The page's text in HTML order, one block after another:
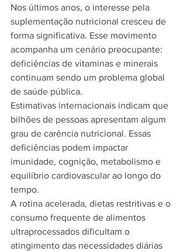
Nos últimos anos, o interesse pela
suplementação nutricional cresceu de
forma significativa. Esse movimento
acompanha um cenário preocupante:
deficiências de vitaminas e minerais
continuam sendo um problema global
de saúde pública.
Estimativas internacionais indicam que
bilhões de pessoas apresentam algum
grau de carência nutricional. Essas
deficiências podem impactar
imunidade, cognição, metabolismo e
equilíbrio cardiovascular ao longo do
tempo.
A rotina acelerada, dietas restritivas e o
consumo frequente de alimentos
ultraprocessados dificultam o
atingimento das necessidades diárias